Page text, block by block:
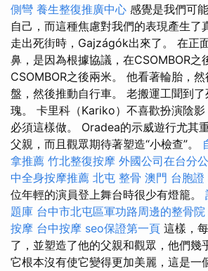
側彎 養生整復推廣中心 感覺是我們可
自己，而這種焦慮對我們的表現產生了
走出死街時，Gajzágók出來了。 在正
鼻，是因為根據協議，在CSOMBOR之
CSOMBOR之後兩米。 他看著輪胎，
盤，然後推動自行車。 老搬運工聞到
瑰。 卡里科（Kariko）不喜歡扮演陰影
必須這樣做。 Oradea的示威遊行尤其
父親，而且觀眾期待著塑造“小檢查”。
拿推薦 竹北整復按摩 外國公司在台分
中全身按摩推薦 北屯 整骨 澳門 台胞證
位年輕的演員登上舞台時很少有燈籠。
題庫 台中市北屯區軍功路周邊的整骨院
按摩 台中按摩 seo保證第一頁 這樣，
了，並塑造了他的父親和觀眾，他們幾
它根本沒有使它變得更加美麗，這是一